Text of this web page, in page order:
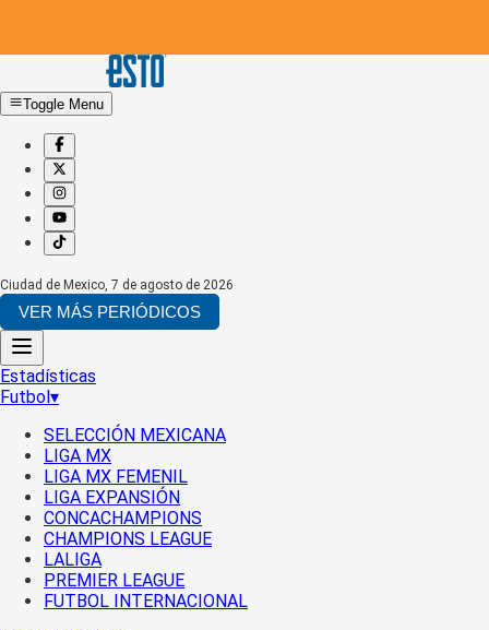
Toggle Menu
Ciudad de Mexico, 7 de agosto de 2026
VER MÁS PERIÓDICOS
Estadísticas
Futbol▾
SELECCIÓN MEXICANA
LIGA MX
LIGA MX FEMENIL
LIGA EXPANSIÓN
CONCACHAMPIONS
CHAMPIONS LEAGUE
LALIGA
PREMIER LEAGUE
FUTBOL INTERNACIONAL